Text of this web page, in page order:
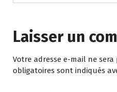
Laisser un
Votre adresse e-mail ne sera
obligatoires sont indiqués